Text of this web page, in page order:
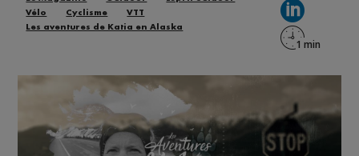
Vélo
Cyclisme
VTT
Les aventures de Katia en Alaska